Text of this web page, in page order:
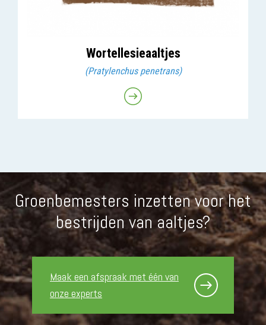
Wortellesieaaltjes
(Pratylenchus penetrans)
Groenbemesters inzetten voor het
bestrijden van aaltjes?
Maak een afspraak met één van
onze experts